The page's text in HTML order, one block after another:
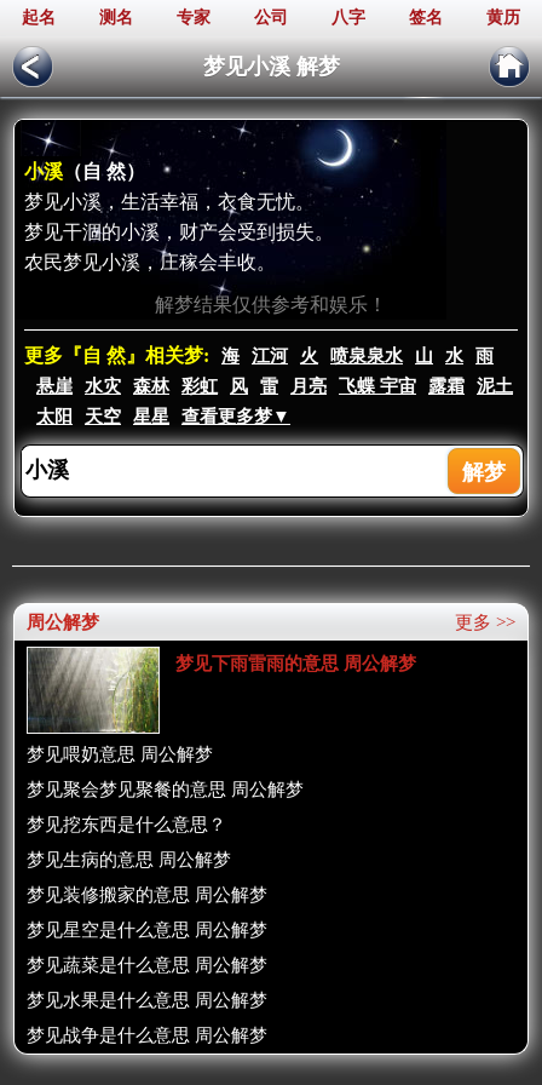
起名 测名 专家 公司 八字 签名 黄历
梦见小溪 解梦
小溪 （自 然）
梦见小溪，生活幸福，衣食无忧。
梦见干涸的小溪，财产会受到损失。
农民梦见小溪，庄稼会丰收。
解梦结果仅供参考和娱乐！
更多『自 然』相关梦: 海 江河 火 喷泉泉水 山 水
雨
悬崖
水灾 森林 彩虹 风 雷 月亮 飞蝶 宇宙 露霜
泥土
太阳
天空 星星 查看更多梦▼
更多 >>
周公解梦
梦见下雨雷雨的意思 周公解梦
梦见喂奶意思 周公解梦
梦见聚会梦见聚餐的意思 周公解梦
梦见挖东西是什么意思？
梦见生病的意思 周公解梦
梦见装修搬家的意思 周公解梦
梦见星空是什么意思 周公解梦
梦见蔬菜是什么意思 周公解梦
梦见水果是什么意思 周公解梦
梦见战争是什么意思 周公解梦